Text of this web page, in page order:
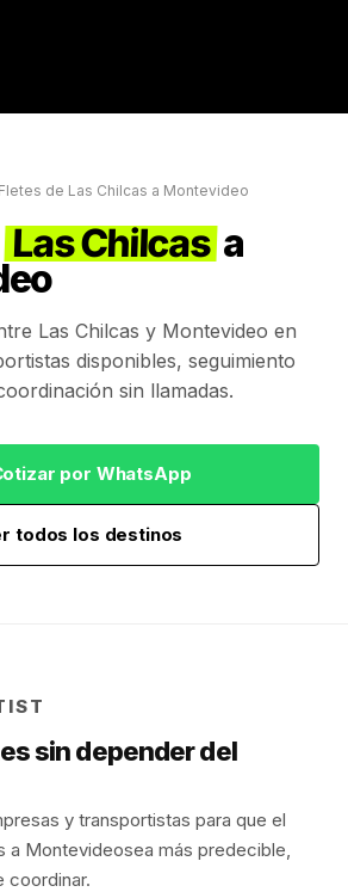
Fletes de Las Chilcas a Montevideo
Las Chilcas a
Las Chilcas y Montevideo en
disponibles, seguimiento
sin llamadas.
por WhatsApp
todos los destinos
sin depender del
y transportistas para que el
a Montevideosea más predecible,
coordinar.